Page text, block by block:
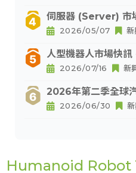
伺服器 (Server) 市
2026/05/07 新
人型機器人市場快
2026/07/16 新
2026年第二季全球
2026/06/30
Humanoid Robot